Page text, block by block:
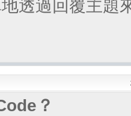
透過回覆主題
？